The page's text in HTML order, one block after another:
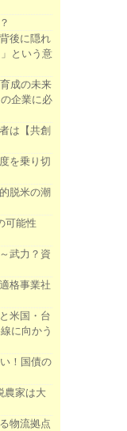
後に隠れ
という意
成の未来
企業に必
は【共創
を乗り切
脱米の潮
可能性
武力？資
格事業社
米国・台
に向かう
！国債の
農家は大
物流拠点